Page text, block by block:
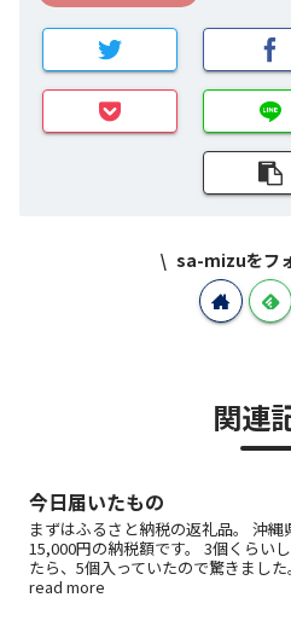
sa-mizuをフ
関連
今日届いたもの
まずはふるさと納税の返礼品。 沖縄
15,000円の納税額です。 3個くらい
たら、5個入っていたので驚きまし
read more